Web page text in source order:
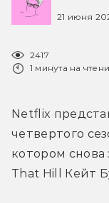
21 июня
2417
1 минута на
Netflix
четвертого
котором снова
That Hill Кейт